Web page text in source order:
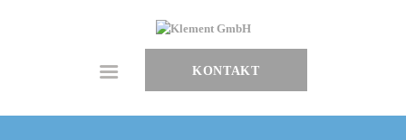
KONTAKT
SHOWROOM